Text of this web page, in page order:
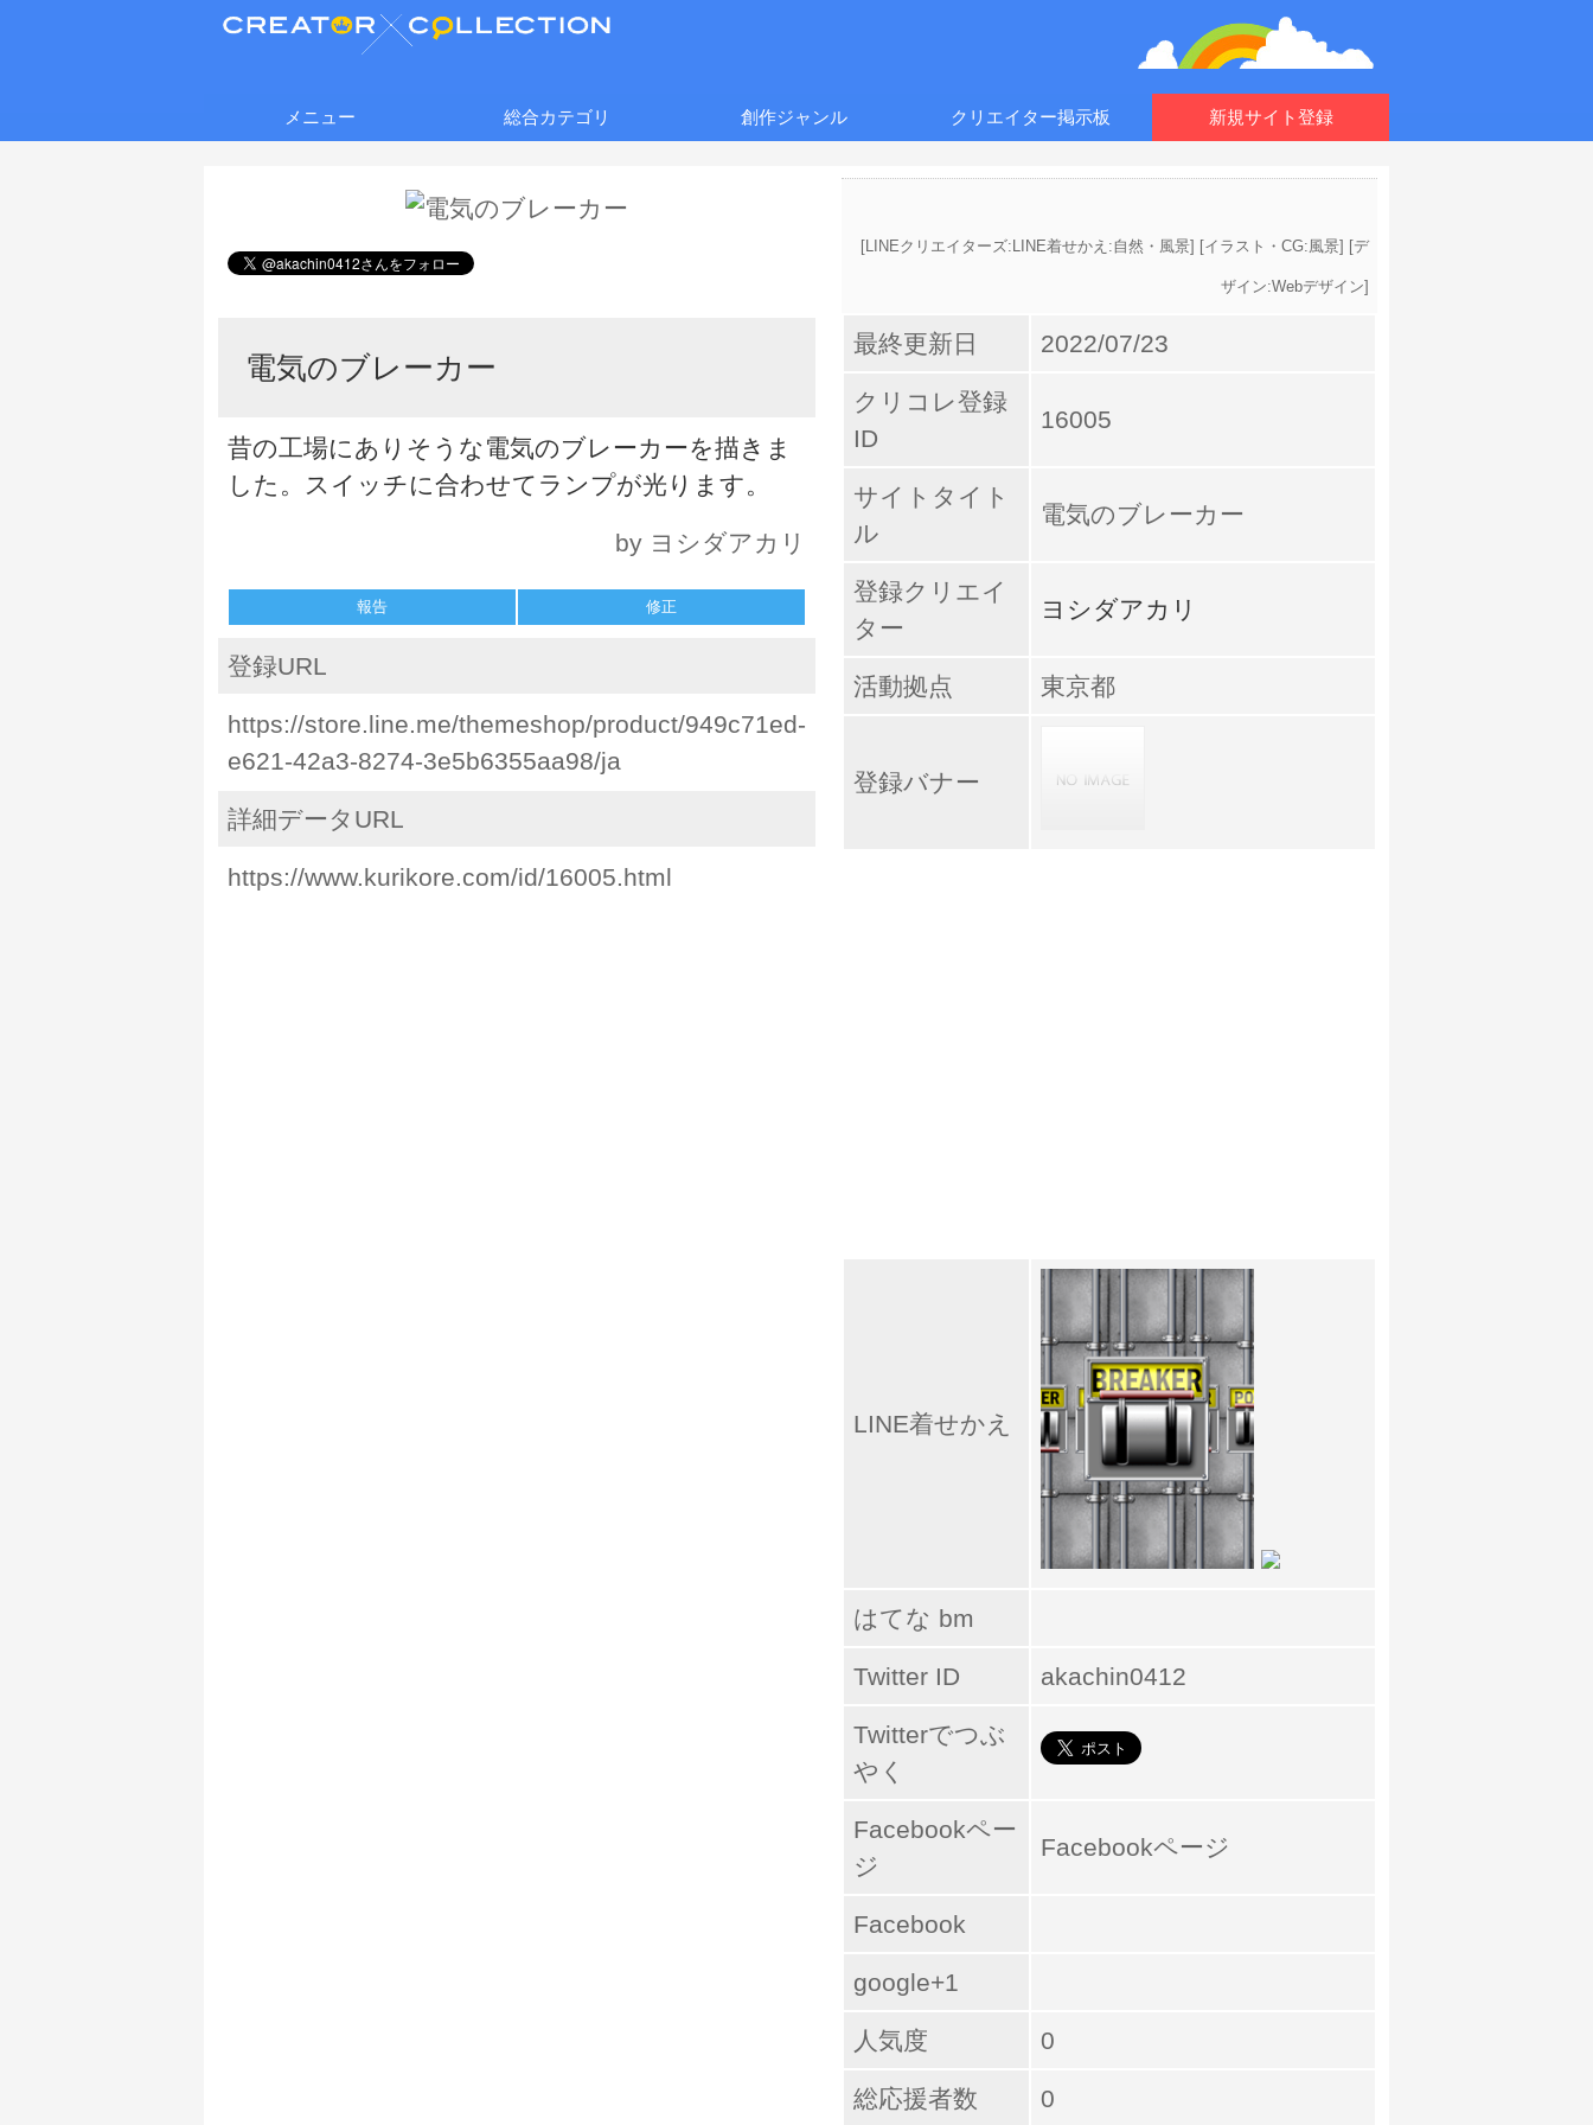
メニュー 総合カテゴリ 創作ジャンル クリエイター掲示板 新規サイト登録
電気のブレーカー
昔の工場にありそうな電気のブレーカーを描きま
した。スイッチに合わせてランプが光ります。
by ヨシダアカリ
報告 修正
登録URL
https://store.line.me/themeshop/product/949c71ed-
e621-42a3-8274-3e5b6355aa98/ja
詳細データURL
https://www.kurikore.com/id/16005.html
[LINEクリエイターズ:LINE着せかえ:自然・風景] [イラスト・CG:風景] [デ
ザイン:Webデザイン]
最終更新日 2022/07/23
クリコレ登録
ID
16005
サイトタイト
ル
電気のブレーカー
登録クリエイ
ター
ヨシダアカリ
活動拠点 東京都
登録バナー
LINE着せかえ
はてな bm
Twitter ID akachin0412
Twitterでつぶ
やく
Facebookペー
ジ
Facebookページ
Facebook
google+1
人気度 0
総応援者数 0